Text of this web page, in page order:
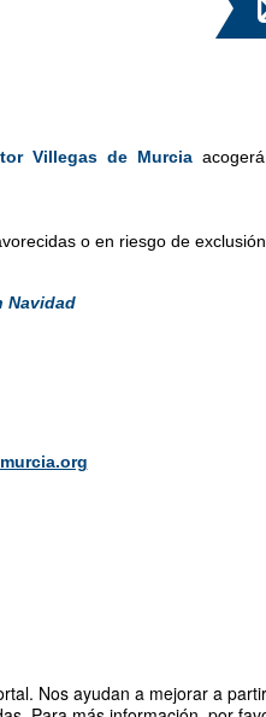
Nos ayudan a mejorar a
Villegas de Murcia
o en riesgo de
Navidad